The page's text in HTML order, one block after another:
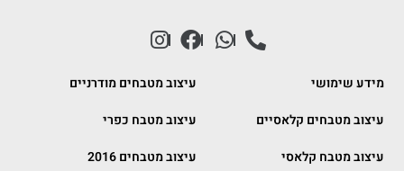
מידע שימושי
עיצוב מטבחים מודרניים
עיצוב מטבחים קלאסיים
עיצוב מטבח כפרי
עיצוב מטבח קלאסי
עיצוב מטבחים 2016